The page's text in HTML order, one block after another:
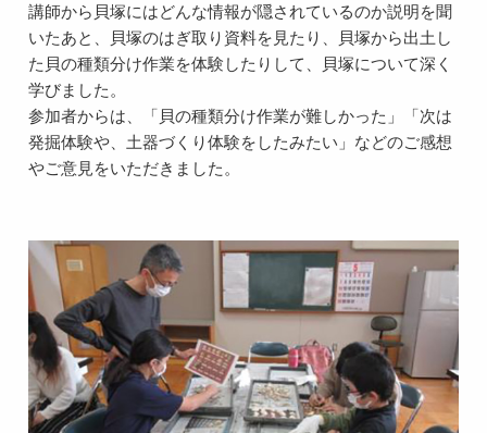
講師から貝塚にはどんな情報が隠されているのか説明を聞
いたあと、貝塚のはぎ取り資料を見たり、貝塚から出土し
た貝の種類分け作業を体験したりして、貝塚について深く
学びました。
参加者からは、「貝の種類分け作業が難しかった」「次は
発掘体験や、土器づくり体験をしたみたい」などのご感想
やご意見をいただきました。